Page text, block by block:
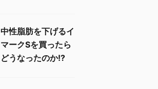
中性脂肪を下げるイ
マークSを買ったら
どうなったのか!?